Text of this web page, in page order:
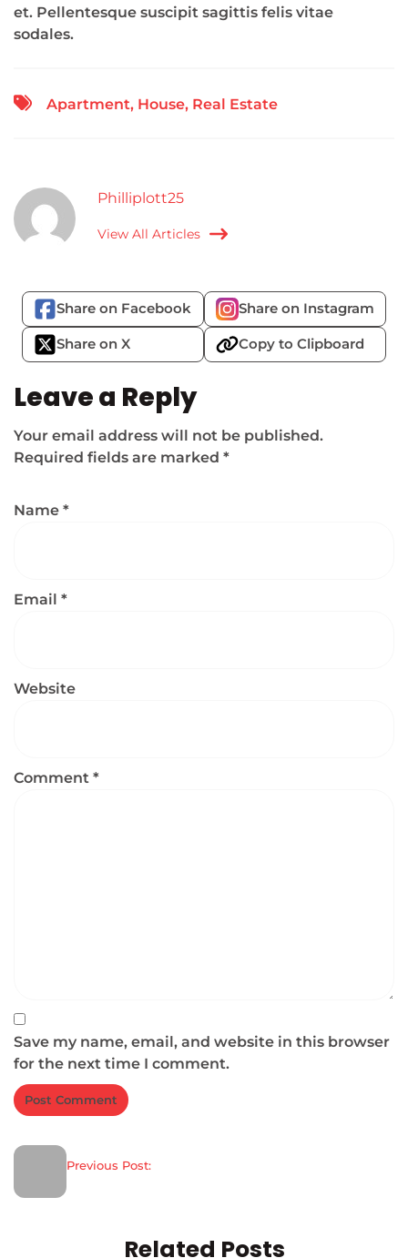
et. Pellentesque suscipit sagittis felis vitae
sodales.
Apartment, House, Real Estate
Philliplott25
View All Articles
Share on Facebook Share on Instagram
Share on X Copy to Clipboard
Leave a Reply
Your email address will not be published.
Required fields are marked *
Name *
Email *
Website
Comment *
Save my name, email, and website in this browser
for the next time I comment.
Previous Post:
Related Posts